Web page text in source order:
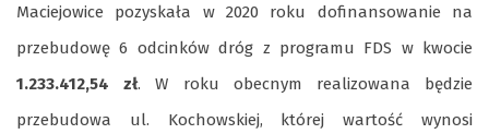
Maciejowice pozyskała w 2020 roku dofinansowanie na
przebudowę 6 odcinków dróg z programu FDS w kwocie
1.233.412,54 zł. W roku obecnym realizowana będzie
przebudowa ul. Kochowskiej, której wartość wynosi